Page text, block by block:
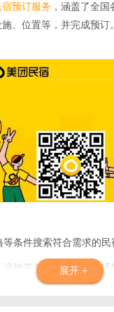
宿预订服务 ，涵盖了全
、位置等，并完成预订
条件搜索符合需求的民
施等条件筛选出最合适
展开 +